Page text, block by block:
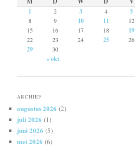
1
2 3 4 5
8
9 10 11 12
15
16 17 18 19
22
23 24 25 26
29 30
« okt
ARCHIEF
augustus 2026 (2)
juli 2026 (1)
juni 2026 (5)
mei 2026 (6)